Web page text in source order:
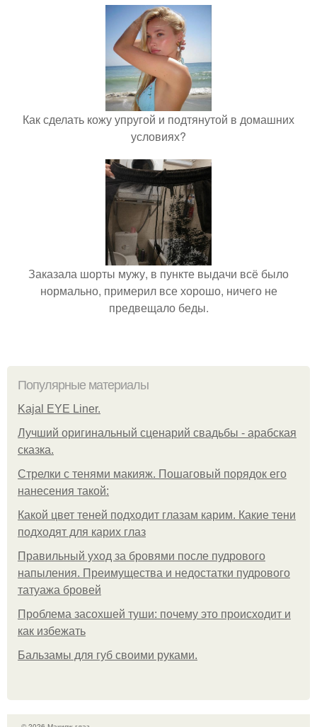
Как сделать кожу упругой и подтянутой в домашних
условиях?
Заказала шорты мужу, в пункте выдачи всё было
нормально, примерил все хорошо, ничего не
предвещало беды.
Популярные материалы
Kajal EYE Liner.
Лучший оригинальный сценарий свадьбы - арабская
сказка.
Стрелки с тенями макияж. Пошаговый порядок его
нанесения такой:
Какой цвет теней подходит глазам карим. Какие тени
подходят для карих глаз
Правильный уход за бровями после пудрового
напыления. Преимущества и недостатки пудрового
татуажа бровей
Проблема засохшей туши: почему это происходит и
как избежать
Бальзамы для губ своими руками.